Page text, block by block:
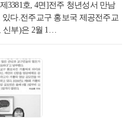
3381호, 4면]전주 청년성서 만남
다.전주교구 홍보국 제공전주교
신부)은 2월 1…